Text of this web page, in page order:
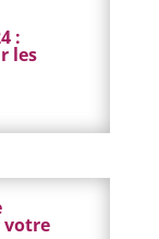
:
les
votre